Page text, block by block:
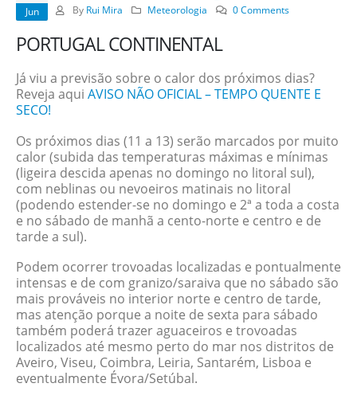
Jun By Rui Mira Meteorologia 0 Comments
PORTUGAL CONTINENTAL
Já viu a previsão sobre o calor dos próximos dias?
Reveja aqui AVISO NÃO OFICIAL – TEMPO QUENTE E
SECO!
Os próximos dias (11 a 13) serão marcados por muito
calor (subida das temperaturas máximas e mínimas
(ligeira descida apenas no domingo no litoral sul),
com neblinas ou nevoeiros matinais no litoral
(podendo estender-se no domingo e 2ª a toda a costa
e no sábado de manhã a cento-norte e centro e de
tarde a sul).
Podem ocorrer trovoadas localizadas e pontualmente
intensas e de com granizo/saraiva que no sábado são
mais prováveis no interior norte e centro de tarde,
mas atenção porque a noite de sexta para sábado
também poderá trazer aguaceiros e trovoadas
localizados até mesmo perto do mar nos distritos de
Aveiro, Viseu, Coimbra, Leiria, Santarém, Lisboa e
eventualmente Évora/Setúbal.